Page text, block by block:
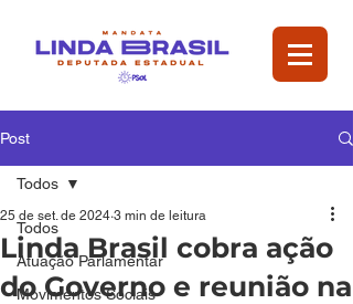
Post
Todos
Atuação Parlamentar
Movimentos Sociais
Todos
Linda Brasil cobra ação
do Governo e reunião na
25 de set. de 2024 3 min de leitura